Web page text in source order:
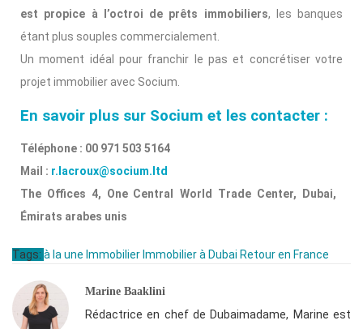
est propice à l’octroi de prêts immobiliers, les banques
étant plus souples commercialement.
Un moment idéal pour franchir le pas et concrétiser votre
projet immobilier avec Socium.
En savoir plus sur Socium et les contacter :
Téléphone : 00 971 503 5164
Mail : r.lacroux@socium.ltd
The Offices 4, One Central World Trade Center, Dubai,
Émirats arabes unis
Tags: à la une Immobilier Immobilier à Dubai Retour en France
Marine Baaklini
Rédactrice en chef de Dubaimadame, Marine est